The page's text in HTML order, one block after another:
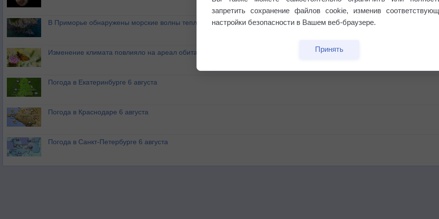
В Приморье обнаружены морские волны тепла
Изменение климата повлияло на ареал обитания бабочек
Погода в Екатеринбурге 6 августа
Погода в Краснодаре 6 августа
Погода в Санкт-Петербурге 6 августа
запретить сохранение файлов cookie, изменив
настройки безопасности в Вашем веб-браузере.
Принять